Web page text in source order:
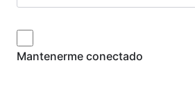
Mantenerme conectado